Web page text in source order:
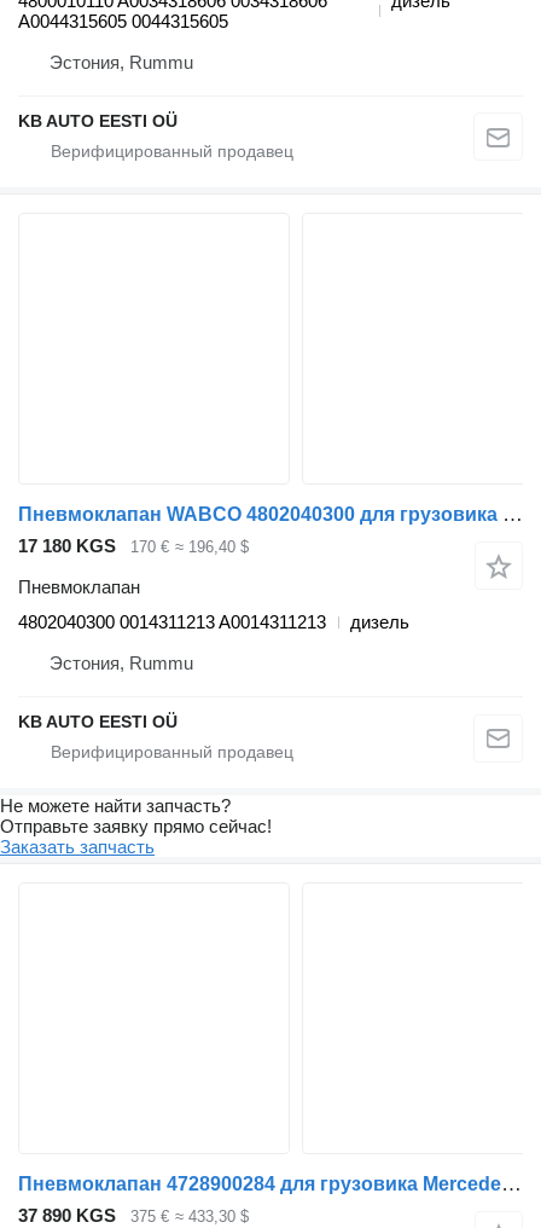
A0044315605 0044315605
Эстония, Rummu
KB AUTO EESTI OÜ
Пневмоклапан WABCO 4802040300 для грузовика Mercedes-Benz Actros MP4 Antos Arocs (2012-)
17 180 KGS 170 € ≈ 196,40 $
Пневмоклапан
4802040300 0014311213 A0014311213
дизель
Эстония, Rummu
KB AUTO EESTI OÜ
Не можете найти запчасть?
Отправьте заявку прямо сейчас!
Заказать запчасть
Пневмоклапан 4728900284 для грузовика Mercedes-Benz Actros MP4 Antos Arocs (2012-)
37 890 KGS 375 € ≈ 433,30 $